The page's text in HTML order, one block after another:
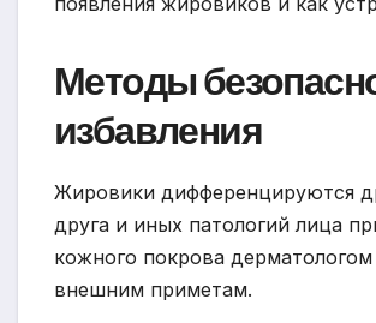
Методы
избавления
Жировики дифференцируются
друга и иных патологий лица
кожного покрова
внешним приметам.